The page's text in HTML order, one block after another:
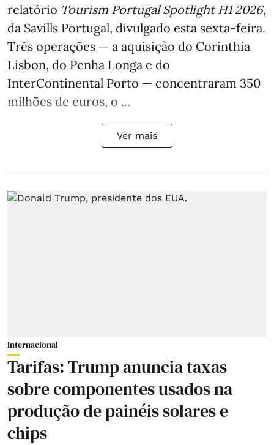
relatório Tourism Portugal Spotlight H1 2026,
da Savills Portugal, divulgado esta sexta-feira.
Três operações — a aquisição do Corinthia
Lisbon, do Penha Longa e do
InterContinental Porto — concentraram 350
milhões de euros, o ...
Ver mais
Internacional
Tarifas: Trump anuncia taxas
sobre componentes usados na
produção de painéis solares e
chips